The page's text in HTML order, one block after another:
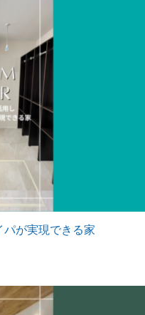
パが実現できる家